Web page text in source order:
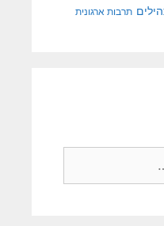
תרבות ארגונית